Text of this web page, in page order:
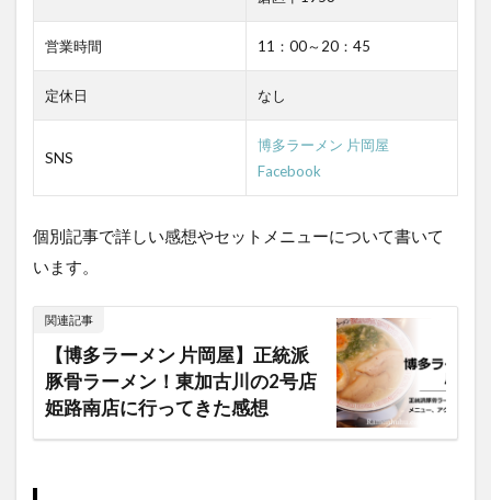
営業時間 11：00～20：45
定休日 なし
SNS
博多ラーメン 片岡屋
Facebook
個別記事で詳しい感想やセットメニューについて書いて
います。
関連記事
【博多ラーメン 片岡屋】正統派
豚骨ラーメン！東加古川の2号店
姫路南店に行ってきた感想